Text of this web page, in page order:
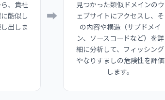
、貴社
酷似し
出しま
➡
見つかった類似ドメインのウ
ェブサイトにアクセスし、そ
の内容や構造（サブドメイ
ン、ソースコードなど）を詳
細に分析して、フィッシング
やなりすましの危険性を評価
します。